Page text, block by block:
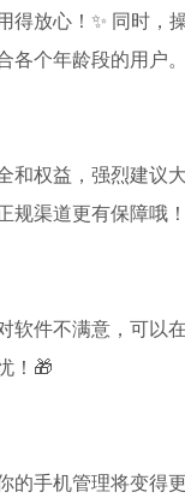
得放心！✨ 同时，
各个年龄段的用户。
和权益，强烈建议
规渠道更有保障哦
软件不满意，可以
！🎁
的手机管理将变得